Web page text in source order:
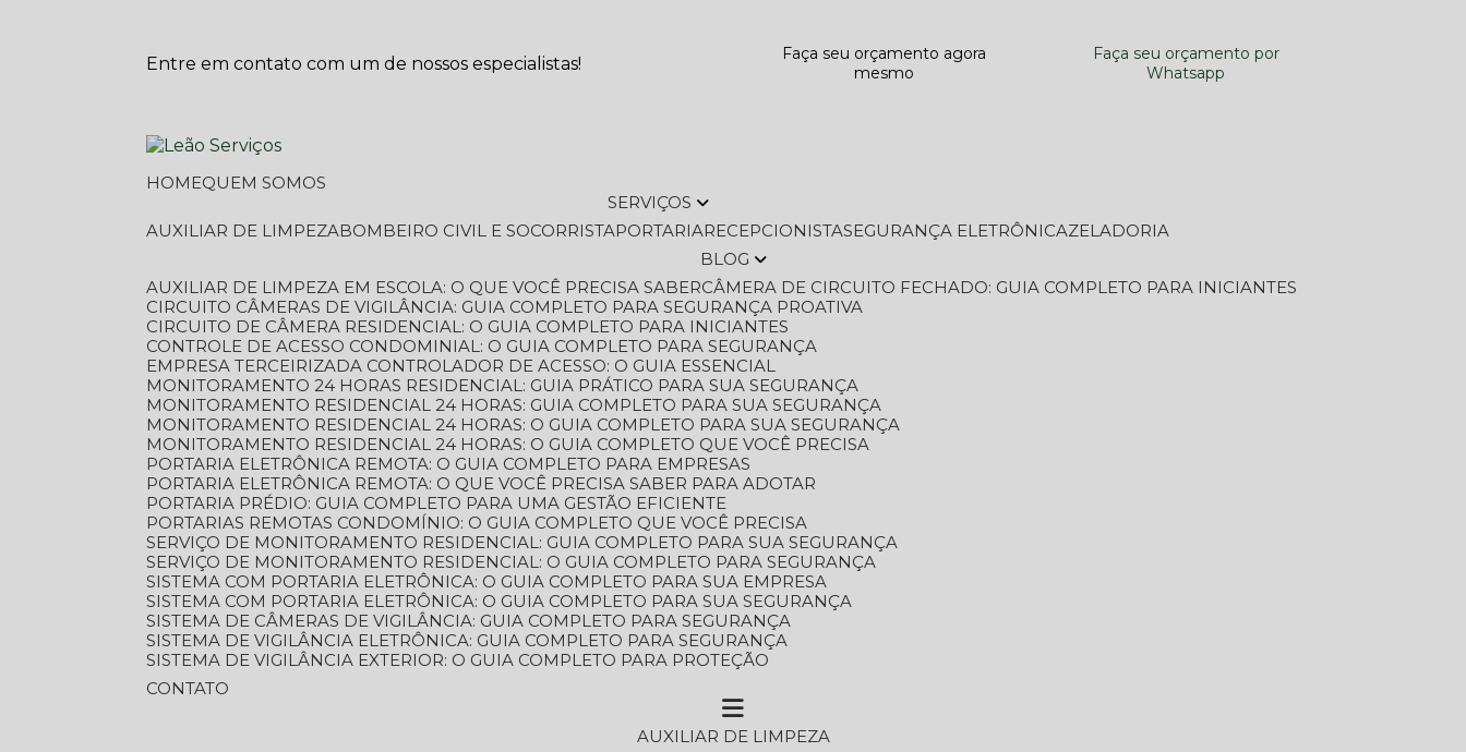
Entre em contato com um de nossos especialistas!
Faça seu orçamento agora
mesmo
Faça seu orçamento por
Whatsapp
HOME
QUEM SOMOS
SERVIÇOS
AUXILIAR DE LIMPEZA
BOMBEIRO CIVIL E SOCORRISTA PORTARIA RECEPCIONISTA SEGURANÇA ELETRÔNICA
ZELADORIA
BLOG
AUXILIAR DE LIMPEZA EM ESCOLA: O QUE VOCÊ PRECISA SABER
CÂMERA DE CIRCUITO FECHADO: GUIA COMPLETO PARA INICIANTES
CIRCUITO CÂMERAS DE VIGILÂNCIA: GUIA COMPLETO PARA SEGURANÇA PROATIVA
CIRCUITO DE CÂMERA RESIDENCIAL: O GUIA COMPLETO PARA INICIANTES
CONTROLE DE ACESSO CONDOMINIAL: O GUIA COMPLETO PARA SEGURANÇA
EMPRESA TERCEIRIZADA CONTROLADOR DE ACESSO: O GUIA ESSENCIAL
MONITORAMENTO 24 HORAS RESIDENCIAL: GUIA PRÁTICO PARA SUA SEGURANÇA
MONITORAMENTO RESIDENCIAL 24 HORAS: GUIA COMPLETO PARA SUA SEGURANÇA
MONITORAMENTO RESIDENCIAL 24 HORAS: O GUIA COMPLETO PARA SUA SEGURANÇA
MONITORAMENTO RESIDENCIAL 24 HORAS: O GUIA COMPLETO QUE VOCÊ PRECISA
PORTARIA ELETRÔNICA REMOTA: O GUIA COMPLETO PARA EMPRESAS
PORTARIA ELETRÔNICA REMOTA: O QUE VOCÊ PRECISA SABER PARA ADOTAR
PORTARIA PRÉDIO: GUIA COMPLETO PARA UMA GESTÃO EFICIENTE
PORTARIAS REMOTAS CONDOMÍNIO: O GUIA COMPLETO QUE VOCÊ PRECISA
SERVIÇO DE MONITORAMENTO RESIDENCIAL: GUIA COMPLETO PARA SUA SEGURANÇA
SERVIÇO DE MONITORAMENTO RESIDENCIAL: O GUIA COMPLETO PARA SEGURANÇA
SISTEMA COM PORTARIA ELETRÔNICA: O GUIA COMPLETO PARA SUA EMPRESA
SISTEMA COM PORTARIA ELETRÔNICA: O GUIA COMPLETO PARA SUA SEGURANÇA
SISTEMA DE CÂMERAS DE VIGILÂNCIA: GUIA COMPLETO PARA SEGURANÇA
SISTEMA DE VIGILÂNCIA ELETRÔNICA: GUIA COMPLETO PARA SEGURANÇA
SISTEMA DE VIGILÂNCIA EXTERIOR: O GUIA COMPLETO PARA PROTEÇÃO
CONTATO
AUXILIAR DE LIMPEZA